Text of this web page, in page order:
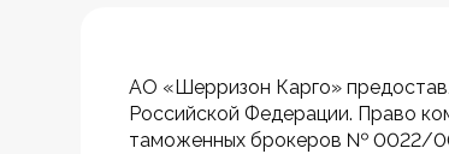
АО «Шерризон Карго»
Российской Федерации. Право
таможенных брокеров № 0022/00